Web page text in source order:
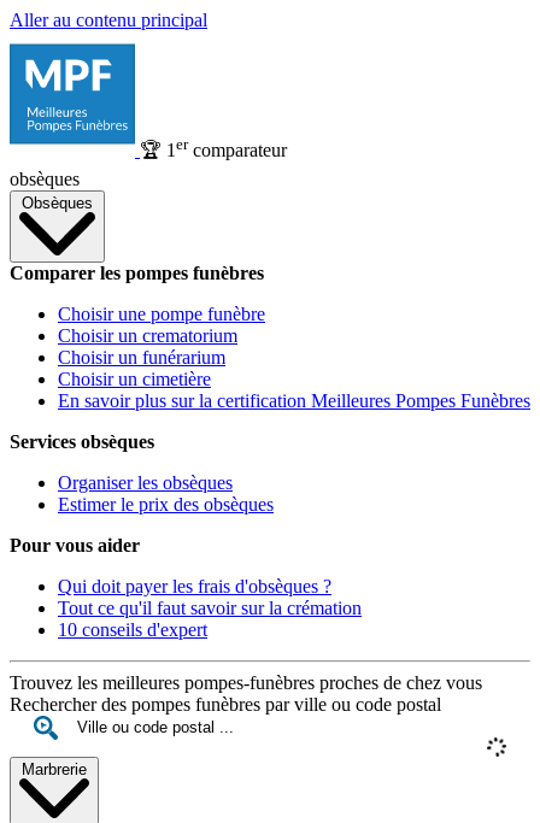
Aller au contenu principal
🏆 1 ercomparateur
obsèques
Obsèques
Comparer les pompes funèbres
Choisir une pompe funèbre
Choisir un crematorium
Choisir un funérarium
Choisir un cimetière
En savoir plus sur la certification Meilleures Pompes Funèbres
Services obsèques
Organiser les obsèques
Estimer le prix des obsèques
Pour vous aider
Qui doit payer les frais d'obsèques ?
Tout ce qu'il faut savoir sur la crémation
10 conseils d'expert
Trouvez les meilleures pompes-funèbres proches de chez vous
Rechercher des pompes funèbres par ville ou code postal
Marbrerie